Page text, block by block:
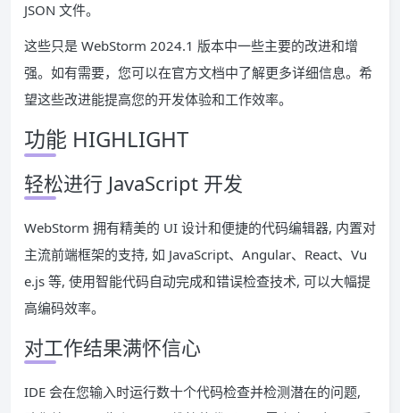
JSON 文件。
这些只是 WebStorm 2024.1 版本中一些主要的改进和增
强。如有需要，您可以在官方文档中了解更多详细信息。希
望这些改进能提高您的开发体验和工作效率。
功能 HIGHLIGHT
轻松进行 JavaScript 开发
WebStorm 拥有精美的 UI 设计和便捷的代码编辑器, 内置对
主流前端框架的支持, 如 JavaScript、Angular、React、Vu
e.js 等, 使用智能代码自动完成和错误检查技术, 可以大幅提
高编码效率。
对工作结果满怀信心
IDE 会在您输入时运行数十个代码检查并检测潜在的问题,